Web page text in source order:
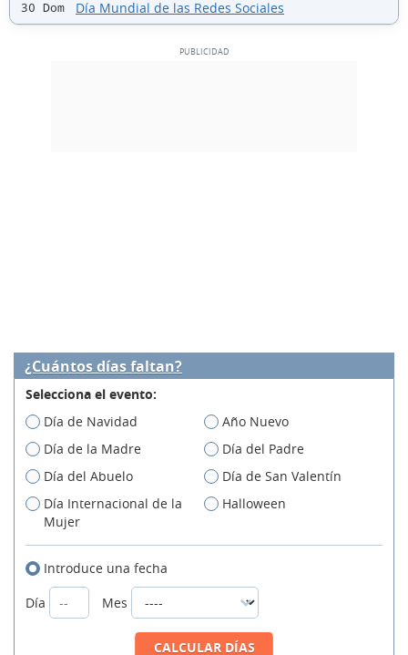
30 Dom Día Mundial de las Redes Sociales
¿Cuántos días faltan?
Selecciona el evento:
Día de Navidad
Año Nuevo
Día de la Madre
Día del Padre
Día del Abuelo
Día de San Valentín
Día Internacional de la
Mujer
Halloween
Introduce una fecha
Día
Mes